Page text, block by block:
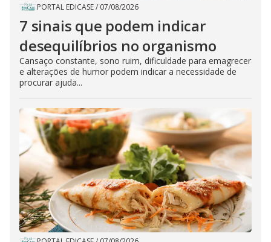
PORTAL EDICASE/ 07/08/2026
7 sinais que podem indicar
desequilíbrios no organismo
Cansaço constante, sono ruim, dificuldade para emagrecer
e alterações de humor podem indicar a necessidade de
procurar ajuda...